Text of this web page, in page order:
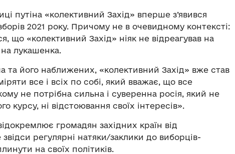
путіна «колективний Захід» вперше з’явився
2021 року. Причому не в очевидному контексті:
що «колективний Захід» ніяк не відреагував на
на лукашенка.
та його наближених, «колективний Захід» вже став
все і всіх по собі, який вважає, що все
не потрібна сильна і суверенна росія, який не
курсу, ні відстоювання своїх інтересів».
громадян західних країн від
регулярні натяки/заклики до виборців-
на своїх політиків.